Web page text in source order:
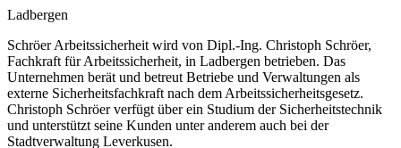
Ladbergen
Schröer Arbeitssicherheit wird von Dipl.-Ing. Christoph Schröer,
Fachkraft für Arbeitssicherheit, in Ladbergen betrieben. Das
Unternehmen berät und betreut Betriebe und Verwaltungen als
externe Sicherheitsfachkraft nach dem Arbeitssicherheitsgesetz.
Christoph Schröer verfügt über ein Studium der Sicherheitstechnik
und unterstützt seine Kunden unter anderem auch bei der
Stadtverwaltung Leverkusen.